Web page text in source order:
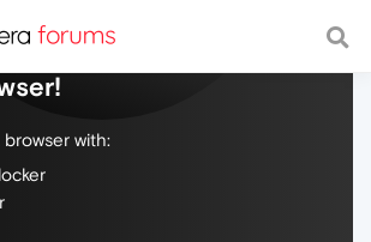
the web, with a fast and
with: